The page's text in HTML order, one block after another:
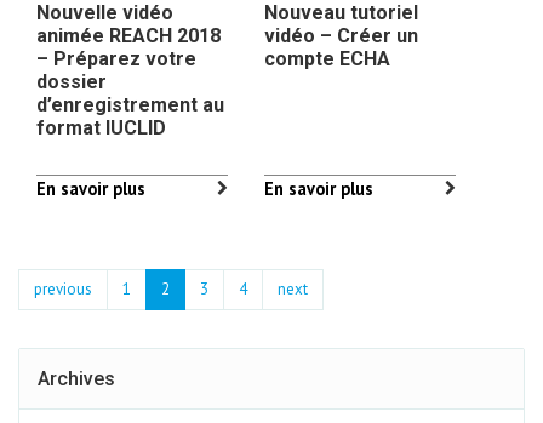
Nouvelle vidéo
animée REACH 2018
– Préparez votre
dossier
d’enregistrement au
format IUCLID
En savoir plus
Nouveau tutoriel
vidéo – Créer un
compte ECHA
En savoir plus
previous 1 2 3 4 next
Archives